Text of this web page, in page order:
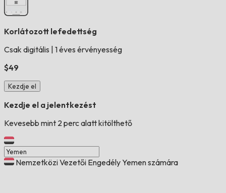
Korlátozott lefedettség
Csak digitális 1 éves érvényesség
$49
Kezdje el
Kezdje el a jelentkezést
Kevesebb mint 2 perc alatt kitölthető
Nemzetközi Vezetői Engedély Yemen számára